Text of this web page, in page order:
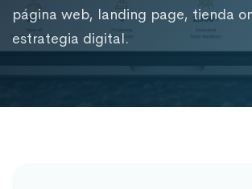
página web, landing page, tienda
estrategia digital.